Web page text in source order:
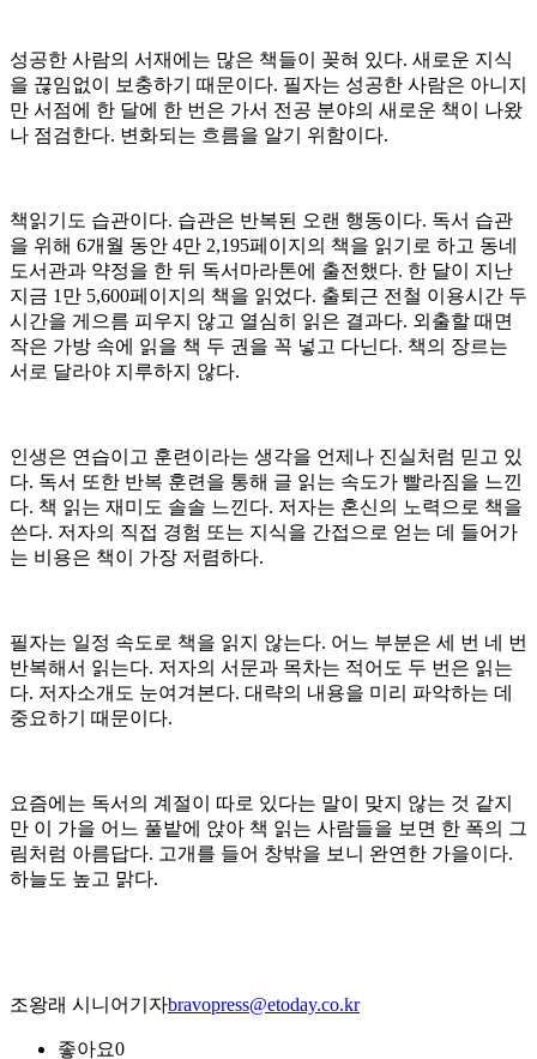
성공한 사람의 서재에는 많은 책들이 꽂혀 있다. 새로운 지식
을 끊임없이 보충하기 때문이다. 필자는 성공한 사람은 아니지
만 서점에 한 달에 한 번은 가서 전공 분야의 새로운 책이 나왔
나 점검한다. 변화되는 흐름을 알기 위함이다.
책읽기도 습관이다. 습관은 반복된 오랜 행동이다. 독서 습관
을 위해 6개월 동안 4만 2,195페이지의 책을 읽기로 하고 동네
도서관과 약정을 한 뒤 독서마라톤에 출전했다. 한 달이 지난
지금 1만 5,600페이지의 책을 읽었다. 출퇴근 전철 이용시간 두
시간을 게으름 피우지 않고 열심히 읽은 결과다. 외출할 때면
작은 가방 속에 읽을 책 두 권을 꼭 넣고 다닌다. 책의 장르는
서로 달라야 지루하지 않다.
인생은 연습이고 훈련이라는 생각을 언제나 진실처럼 믿고 있
다. 독서 또한 반복 훈련을 통해 글 읽는 속도가 빨라짐을 느낀
다. 책 읽는 재미도 솔솔 느낀다. 저자는 혼신의 노력으로 책을
쓴다. 저자의 직접 경험 또는 지식을 간접으로 얻는 데 들어가
는 비용은 책이 가장 저렴하다.
필자는 일정 속도로 책을 읽지 않는다. 어느 부분은 세 번 네 번
반복해서 읽는다. 저자의 서문과 목차는 적어도 두 번은 읽는
다. 저자소개도 눈여겨본다. 대략의 내용을 미리 파악하는 데
중요하기 때문이다.
요즘에는 독서의 계절이 따로 있다는 말이 맞지 않는 것 같지
만 이 가을 어느 풀밭에 앉아 책 읽는 사람들을 보면 한 폭의 그
림처럼 아름답다. 고개를 들어 창밖을 보니 완연한 가을이다.
하늘도 높고 맑다.
조왕래 시니어기자bravopress@etoday.co.kr
좋아요0